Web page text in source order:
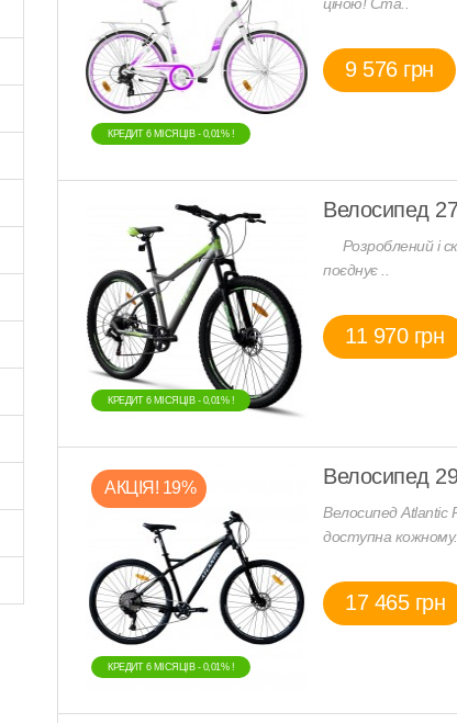
КРЕДИТ 6 МIСЯЦIВ - 0,01% !
9 576 грн
КРЕДИТ 6 МIСЯЦIВ - 0,01% !
Велосипед
Розроблений і
поєднує ..
11 970 грн
АКЦIЯ! 19%
КРЕДИТ 6 МIСЯЦIВ - 0,01% !
Велосипед
Велосипед Atlantic
доступна кожному.
17 465 грн